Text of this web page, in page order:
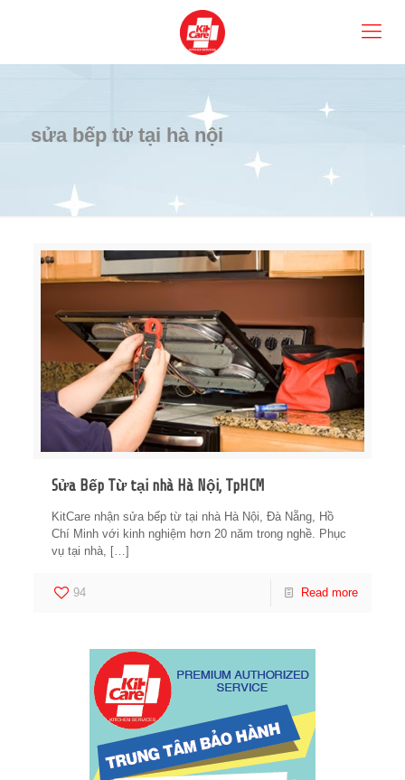
sửa bếp từ tại hà nội
Sửa Bếp Từ tại nhà Hà Nội, TpHCM
KitCare nhận sửa bếp từ tại nhà Hà Nội, Đà Nẵng, Hồ
Chí Minh với kinh nghiệm hơn 20 năm trong nghề. Phục
vụ tại nhà, […]
94 Read more